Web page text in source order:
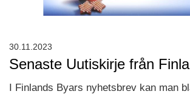
Senaste Uutiskirje från
I Finlands Byars nyhetsbrev kan man
30.11.2023